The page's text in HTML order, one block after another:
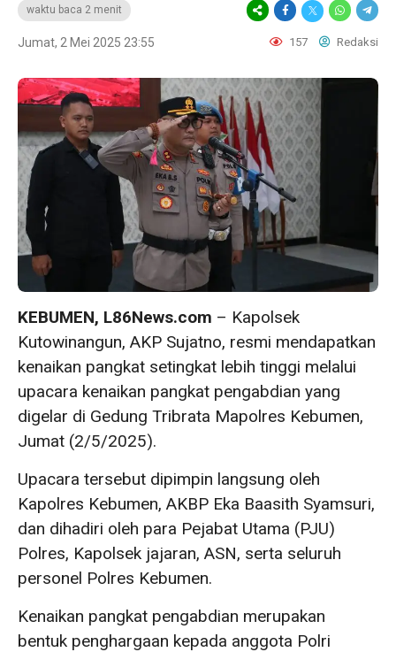
waktu baca 2 menit
Jumat, 2 Mei 2025 23:55 157 Redaksi
KEBUMEN, L86News.com – Kapolsek
Kutowinangun, AKP Sujatno, resmi mendapatkan
kenaikan pangkat setingkat lebih tinggi melalui
upacara kenaikan pangkat pengabdian yang
digelar di Gedung Tribrata Mapolres Kebumen,
Jumat (2/5/2025).
Upacara tersebut dipimpin langsung oleh
Kapolres Kebumen, AKBP Eka Baasith Syamsuri,
dan dihadiri oleh para Pejabat Utama (PJU)
Polres, Kapolsek jajaran, ASN, serta seluruh
personel Polres Kebumen.
Kenaikan pangkat pengabdian merupakan
bentuk penghargaan kepada anggota Polri